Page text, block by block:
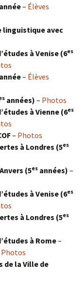
– Élèves
linguistique avec
à Venise (6es
– Élèves
années) – Photos
à Vienne (6es
– Photos
à Londres (5es
(5es années) –
à Venise (6es
à Londres (5es
à Rome–
Photos
de la Ville de